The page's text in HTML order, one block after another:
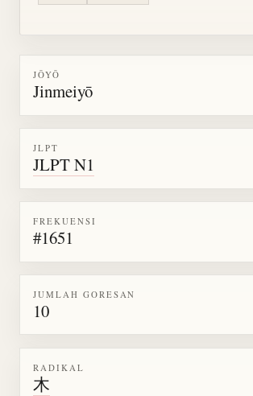
JŌYŌ
Jinmeiyō
JLPT
JLPT N1
FREKUENSI
#1651
JUMLAH GORESAN
10
RADIKAL
木